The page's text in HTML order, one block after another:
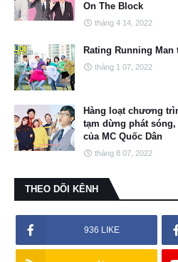
On The Block
tháng 4 14, 2022
Rating Running
tháng 1 07, 2022
Hàng loạt chương
tạm dừng phát
của MC Quốc Dân
tháng 8 07, 2022
THEO DÕI KÊNH
936 LIKE